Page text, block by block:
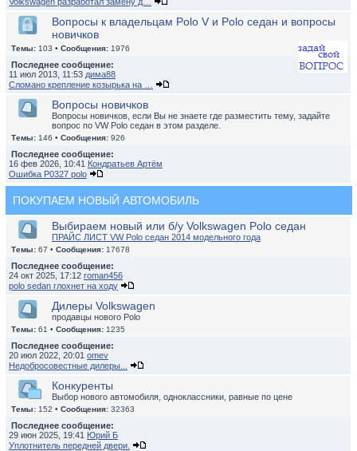
Вопросы к владельцам Polo V и Polo седан и вопросы
новичков
Темы: 103 • Сообщения: 1976
Последнее сообщение:
11 июл 2013, 11:53 дима88
Сломано крепление козырька на …
Вопросы новичков
Вопросы новичков, если Вы не знаете где разместить тему, задайте
вопрос по VW Polo седан в этом разделе.
Темы: 146 • Сообщения: 926
Последнее сообщение:
16 фев 2026, 10:41 Кондратьев Артём
Ошибка P0327 polo
ПОКУПАЕМ НОВЫЙ АВТОМОБИЛЬ
Выбираем новый или б/у Volkswagen Polo седан
ПРАЙС ЛИСТ VW Polo седан 2014 модельного года
Темы: 67 • Сообщения: 17678
Последнее сообщение:
24 окт 2025, 17:12 roman456
polo sedan глохнет на ходу
Дилеры Volkswagen
продавцы нового Polo
Темы: 61 • Сообщения: 1235
Последнее сообщение:
20 июл 2022, 20:01 omev
Недобросовестные дилеры...
Конкуренты
Выбор нового автомобиля, одноклассники, равные по цене
Темы: 152 • Сообщения: 32363
Последнее сообщение:
29 июн 2025, 19:41 Юрий Б
Уплотнитель передней двери.